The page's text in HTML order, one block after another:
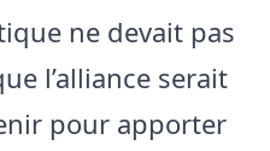
ne devait pas
l’alliance serait
pour apporter